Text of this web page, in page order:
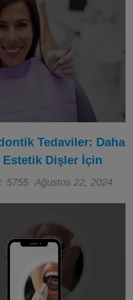
Tedaviler: Daha
Estetik Dişler İçin
5755 Ağustos 22, 2024